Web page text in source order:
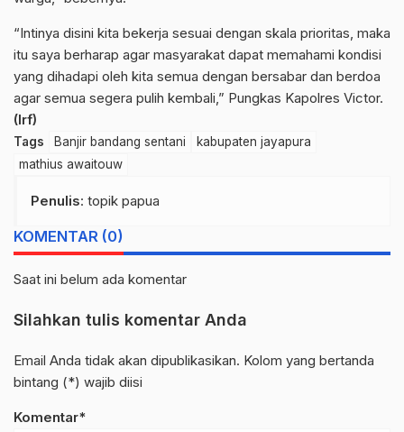
“Intinya disini kita bekerja sesuai dengan skala prioritas, maka
itu saya berharap agar masyarakat dapat memahami kondisi
yang dihadapi oleh kita semua dengan bersabar dan berdoa
agar semua segera pulih kembali,” Pungkas Kapolres Victor.
(Irf)
Tags Banjir bandang sentani
kabupaten jayapura
mathius awaitouw
Penulis: topik papua
KOMENTAR (0)
Saat ini belum ada komentar
Silahkan tulis komentar Anda
Email Anda tidak akan dipublikasikan. Kolom yang bertanda
bintang (*) wajib diisi
Komentar*